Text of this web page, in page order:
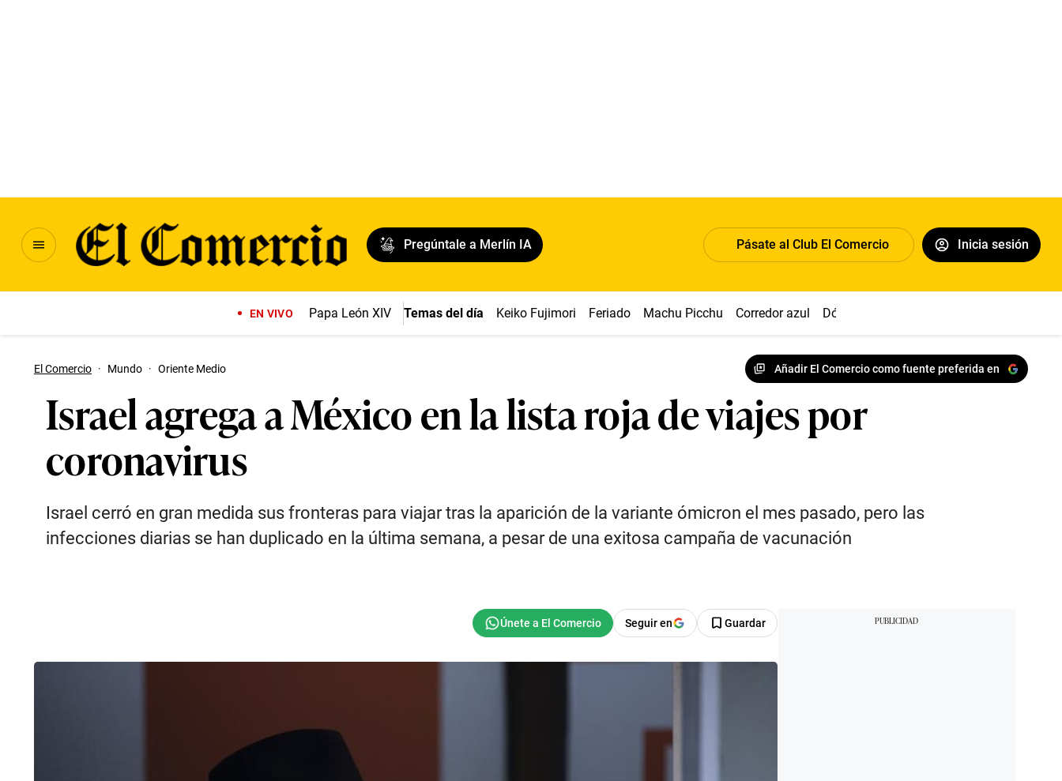
Pregúntale a Merlín IA Pásate al Club El Comercio Inicia sesión
EN VIVO Papa León XIV Temas del día Keiko Fujimori Feriado Machu Picchu Corredor azul Dólar
El Comercio · Mundo · Oriente Medio Añadir El Comercio como fuente preferida en
Israel agrega a México en la lista roja de viajes por
coronavirus
Israel cerró en gran medida sus fronteras para viajar tras la aparición de la variante ómicron el mes pasado, pero las
infecciones diarias se han duplicado en la última semana, a pesar de una exitosa campaña de vacunación
Seguir en Guardar